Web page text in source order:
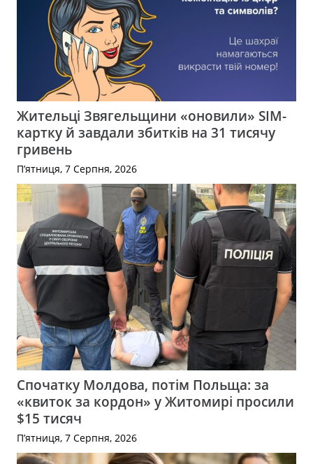
Жительці Звягельщини «оновили» SIM-
картку й завдали збитків на 31 тисячу
гривень
П’ятниця, 7 Серпня, 2026
Спочатку Молдова, потім Польща: за
«квиток за кордон» у Житомирі просили
$15 тисяч
П’ятниця, 7 Серпня, 2026